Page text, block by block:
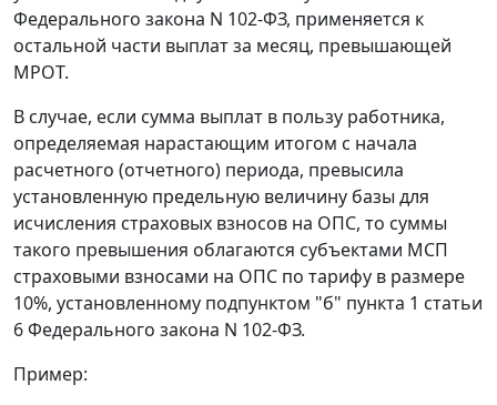
Федерального закона N 102-ФЗ, применяется к
остальной части выплат за месяц, превышающей
МРОТ.
В случае, если сумма выплат в пользу работника,
определяемая нарастающим итогом с начала
расчетного (отчетного) периода, превысила
установленную предельную величину базы для
исчисления страховых взносов на ОПС, то суммы
такого превышения облагаются субъектами МСП
страховыми взносами на ОПС по тарифу в размере
10%, установленному подпунктом "б" пункта 1 статьи
6 Федерального закона N 102-ФЗ.
Пример: